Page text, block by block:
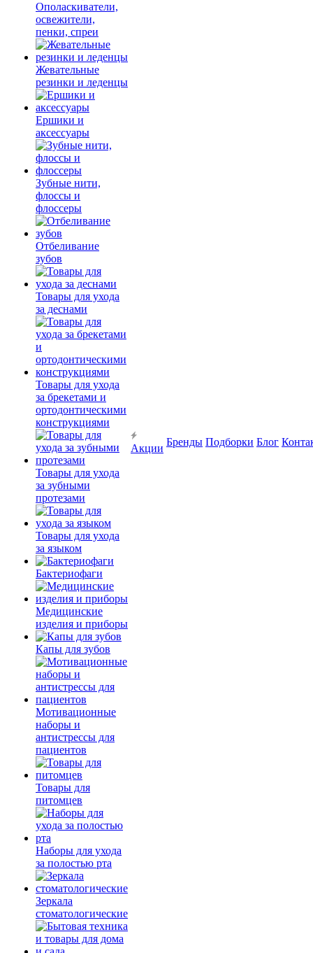
Ополаскиватели,
освежители,
пенки, спреи
Жевательные
резинки и леденцы
Ершики и
аксессуары
Зубные нити,
флоссы и
флоссеры
Отбеливание
зубов
Товары для ухода
за деснами
Товары для ухода
за брекетами и
ортодонтическими
конструкциями
Товары для ухода
за зубными
протезами
Товары для ухода
за языком
Бактериофаги
Медицинские
изделия и приборы
Капы для зубов
Мотивационные
наборы и
антистрессы для
пациентов
Товары для
питомцев
Наборы для ухода
за полостью рта
Зеркала
стоматологические
Акции
Бренды Подборки Блог